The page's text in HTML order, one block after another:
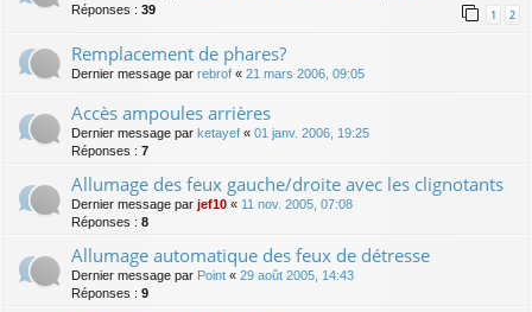
Réponses : 39 1 2
Remplacement de phares?
Dernier message par rebrof « 21 mars 2006, 09:05
Accès ampoules arrières
Dernier message par ketayef « 01 janv. 2006, 19:25
Réponses : 7
Allumage des feux gauche/droite avec les clignotants
Dernier message par jef10 « 11 nov. 2005, 07:08
Réponses : 8
Allumage automatique des feux de détresse
Dernier message par Point « 29 août 2005, 14:43
Réponses : 9